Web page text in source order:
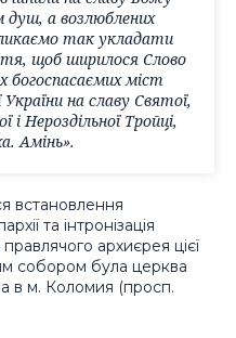
душ, а возлюблених
так укладати
щоб ширилося Слово
богоспасаємих міст
України на славу Святої,
Нероздільної Тройці,
Амінь».
встановлення
та інтронізація
архиєрея цієї
собором була церква
в м. Коломия (просп.